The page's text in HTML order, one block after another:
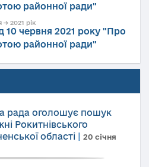
районної ради"
2021 рік
10 червня 2021 року "Про
районної ради"
рада оголошує пошук
Рокитнівського
області
20 січня